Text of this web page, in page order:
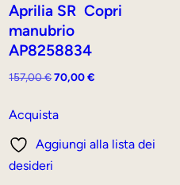
Aprilia SR Copri
manubrio
AP8258834
157,00€Il
originale
157,00 €.
70,00€
70,00 €.
Acquista
Aggiungi alla lista dei
desideri